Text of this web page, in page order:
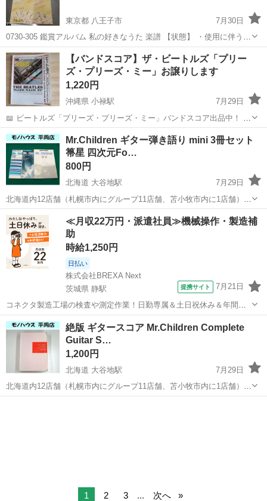
東京都 八王子市
7月30日
0730-305 鑑賞アルバム 私の好きなうた 楽譜 【状態】 ・使用に伴う多
少のスレ、キズ、落としきれない汚れなどございます ・詳細は現地で
ご確認ください ・お値引きは出来かねますのでご了承願います ※中...
東京 八王子市 楽譜、音楽書 楽譜
【バンドスコア】ザ・ビートルズ「プリー
ズ・プリーズ・ミー」お譲りします
1,220円
沖縄県 小禄駅
7月29日
📖 ビートルズ「プリーズ・プリーズ・ミー」バンドスコア出品中！ ビ
ートルズのデビューアルバム「Please Please Me」のバンドスコアで
す！ 「I Saw Her Standing There」「Love M...
沖縄 宜野湾市 楽譜、音楽書
Mr.Children ギター弾き語り mini 3冊セット
箒星 四次元Fo…
800円
北海道 大谷地駅
7月29日
北海道内12店舗（札幌市内にグループ11店舗、苫小牧市内に1店舗）
Used Goods Market ★ユーズドグッズマーケット★ 総合リサイクルシ
ョップ アウトレットモノハウス平岡店です。 -------...
北海道 札幌市 大谷地駅 楽譜、音楽書 Mr.Children
≪月収22万円・派遣社員≫機械操作・製造補
助
時給1,250円
日払い
株式会社BREXA Next
茨城県 静駅
提携サイト 7月21日
コネクタ製造工場の検査や測定作業！日勤専属＆土日祝休み＆年間休
日128日★クリーンルーム内作業★マイカー通勤OK＆無料駐車場あり
★就業先食堂利用可！日払い制度あり！《茨城県常陸大宮市》 人気の
工場のお仕事 ◇コネクタ製造工...
茨城 常陸大宮市 静駅
絶版 ギタースコア Mr.Children Complete
Guitar S…
1,200円
北海道 大谷地駅
7月29日
北海道内12店舗（札幌市内にグループ11店舗、苫小牧市内に1店舗）
Used Goods Market ★ユーズドグッズマーケット★ 総合リサイクルシ
1 2 3 ... 次へ